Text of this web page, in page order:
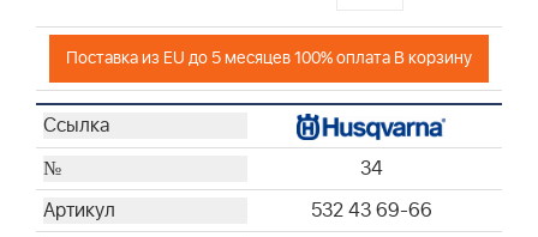
Поставка из EU до 5 месяцев 100% оплата В корзину
34
532 43 69-66